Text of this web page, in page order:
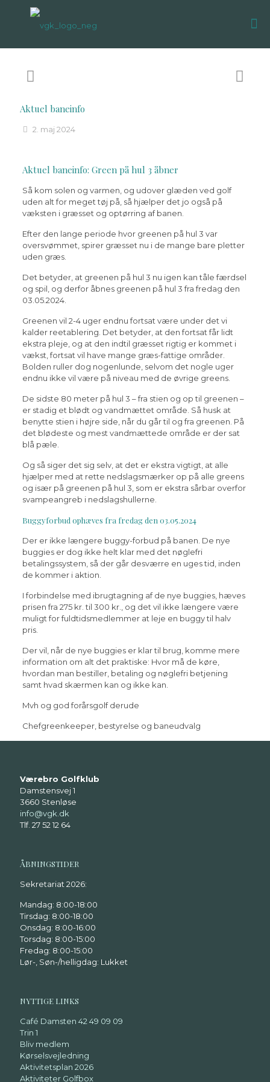
Aktuel baneinfo
2. maj 2024
Aktuel baneinfo: Green på hul 3 åbner
Så kom solen og varmen, og udover glæden ved golf
uden alt for meget tøj på, så hjælper det jo også på
væksten i græsset og optørring af banen.
Efter den lange periode hvor greenen på hul 3 var
oversvømmet, spirer græsset nu i de mange bare pletter
uden græs.
Det betyder, at greenen på hul 3 nu igen kan tåle færdsel
og spil, og derfor åbnes greenen på hul 3 fra fredag den
03.05.2024.
Greenen vil 2-4 uger endnu fortsat være under det vi
kalder reetablering. Det betyder, at den fortsat får lidt
ekstra pleje, og at den indtil græsset rigtig er kommet i
vækst, fortsat vil have mange græs-fattige områder.
Bolden ruller dog nogenlunde, selvom det nogle uger
endnu ikke vil være på niveau med de øvrige greens.
De sidste 80 meter på hul 3 – fra stien og op til greenen –
er stadig et blødt og vandmættet område. Så husk at
benytte stien i højre side, når du går til og fra greenen. På
det blødeste og mest vandmættede område er der sat
blå pæle.
Og så siger det sig selv, at det er ekstra vigtigt, at alle
hjælper med at rette nedslagsmærker op på alle greens
og især på greenen på hul 3, som er ekstra sårbar overfor
svampeangreb i nedslagshullerne.
Buggyforbud ophæves fra fredag den 03.05.2024
Der er ikke længere buggy-forbud på banen. De nye
buggies er dog ikke helt klar med det nøglefri
betalingssystem, så der går desværre en uges tid, inden
de kommer i aktion.
I forbindelse med ibrugtagning af de nye buggies, hæves
prisen fra 275 kr. til 300 kr., og det vil ikke længere være
muligt for fuldtidsmedlemmer at leje en buggy til halv
pris.
Der vil, når de nye buggies er klar til brug, komme mere
information om alt det praktiske: Hvor må de køre,
hvordan man bestiller, betaling og nøglefri betjening
samt hvad skærmen kan og ikke kan.
Mvh og god forårsgolf derude
Chefgreenkeeper, bestyrelse og baneudvalg
Værebro Golfklub
Damstensvej 1
3660 Stenløse
info@vgk.dk
Tlf. 27 52 12 64
ÅBNINGSTIDER
Sekretariat 2026:
Mandag: 8:00-18:00
Tirsdag: 8:00-18:00
Onsdag: 8:00-16:00
Torsdag: 8:00-15:00
Fredag: 8:00-15:00
Lør-, Søn-/helligdag: Lukket
NYTTIGE LINKS
Café Damsten 42 49 09 09
Trin 1
Bliv medlem
Kørselsvejledning
Aktivitetsplan 2026
Aktiviteter Golfbox